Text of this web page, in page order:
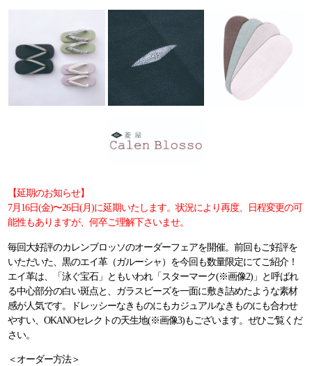
【延期のお知らせ】
7月16日(金)〜26日(月)に延期いたします。状況により再度、日程変更の可
能性もありますが、何卒ご理解下さいませ。
毎回大好評のカレンブロッソのオーダーフェアを開催。前回もご好評を
いただいた、黒のエイ革（ガルーシャ）を今回も数量限定にてご紹介！
エイ革は、「泳ぐ宝石」ともいわれ「スターマーク(※画像2)」と呼ばれ
る中心部分の白い斑点と、ガラスビーズを一面に敷き詰めたような素材
感が人気です。ドレッシーなきものにもカジュアルなきものにも合わせ
やすい、OKANOセレクトの天生地(※画像3)もございます。ぜひご覧くだ
さい。
＜オーダー方法＞